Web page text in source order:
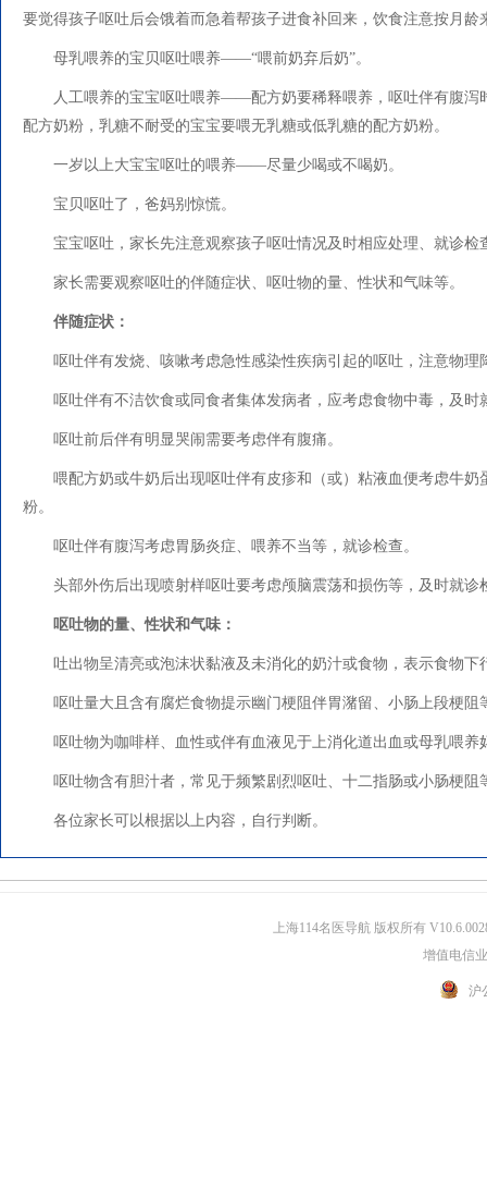
要觉得孩子呕吐后会饿着而急着帮孩子进食补回来，饮食注意按月龄
母乳喂养的宝贝呕吐喂养——“喂前奶弃后奶”。
人工喂养的宝宝呕吐喂养——配方奶要稀释喂养，呕吐伴有腹泻
配方奶粉，乳糖不耐受的宝宝要喂无乳糖或低乳糖的配方奶粉。
一岁以上大宝宝呕吐的喂养——尽量少喝或不喝奶。
宝贝呕吐了，爸妈别惊慌。
宝宝呕吐，家长先注意观察孩子呕吐情况及时相应处理、就诊检
家长需要观察呕吐的伴随症状、呕吐物的量、性状和气味等。
伴随症状：
呕吐伴有发烧、咳嗽考虑急性感染性疾病引起的呕吐，注意物理
呕吐伴有不洁饮食或同食者集体发病者，应考虑食物中毒，及时
呕吐前后伴有明显哭闹需要考虑伴有腹痛。
喂配方奶或牛奶后出现呕吐伴有皮疹和（或）粘液血便考虑牛
粉。
呕吐伴有腹泻考虑胃肠炎症、喂养不当等，就诊检查。
头部外伤后出现喷射样呕吐要考虑颅脑震荡和损伤等，及时就诊
呕吐物的量、性状和气味：
吐出物呈清亮或泡沫状黏液及未消化的奶汁或食物，表示食物
呕吐量大且含有腐烂食物提示幽门梗阻伴胃潴留、小肠上段梗阻
呕吐物为咖啡样、血性或伴有血液见于上消化道出血或母乳喂养
呕吐物含有胆汁者，常见于频繁剧烈呕吐、十二指肠或小肠梗阻
各位家长可以根据以上内容，自行判断。
上海114名医导航 版权所有
增值电信
沪